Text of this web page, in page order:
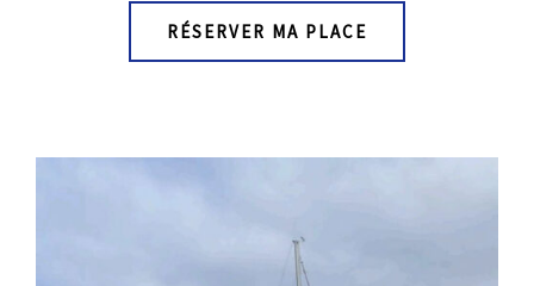
RÉSERVER MA PLACE